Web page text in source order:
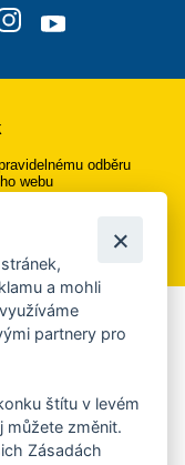
odběru
webu
upozornění na
akce?
a mohli
partnery pro
štítu v levém
můžete změnit.
Zásadách